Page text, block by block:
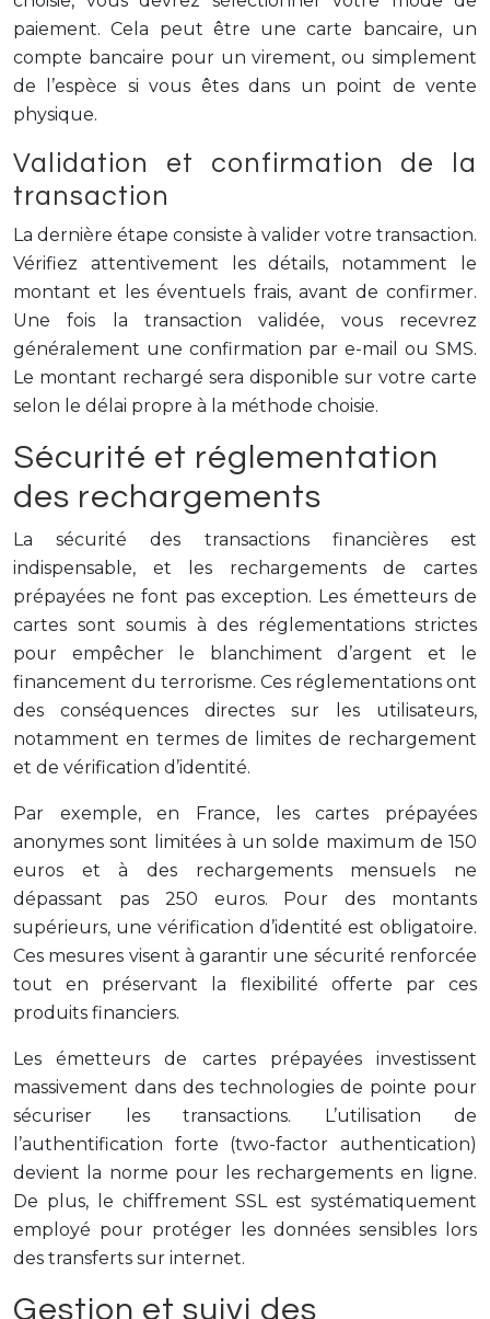
paiement. Cela peut être une carte bancaire, un
compte bancaire pour un virement, ou simplement
de l’espèce si vous êtes dans un point de vente
physique.
Validation et confirmation de la
transaction
La dernière étape consiste à valider votre transaction.
Vérifiez attentivement les détails, notamment le
montant et les éventuels frais, avant de confirmer.
Une fois la transaction validée, vous recevrez
généralement une confirmation par e-mail ou SMS.
Le montant rechargé sera disponible sur votre carte
selon le délai propre à la méthode choisie.
Sécurité et réglementation
des rechargements
La sécurité des transactions financières est
indispensable, et les rechargements de cartes
prépayées ne font pas exception. Les émetteurs de
cartes sont soumis à des réglementations strictes
pour empêcher le blanchiment d’argent et le
financement du terrorisme. Ces réglementations ont
des conséquences directes sur les utilisateurs,
notamment en termes de limites de rechargement
et de vérification d’identité.
Par exemple, en France, les cartes prépayées
anonymes sont limitées à un solde maximum de 150
euros et à des rechargements mensuels ne
dépassant pas 250 euros. Pour des montants
supérieurs, une vérification d’identité est obligatoire.
Ces mesures visent à garantir une sécurité renforcée
tout en préservant la flexibilité offerte par ces
produits financiers.
Les émetteurs de cartes prépayées investissent
massivement dans des technologies de pointe pour
sécuriser les transactions. L’utilisation de
l’authentification forte (two-factor authentication)
devient la norme pour les rechargements en ligne.
De plus, le chiffrement SSL est systématiquement
employé pour protéger les données sensibles lors
des transferts sur internet.
Gestion et suivi des